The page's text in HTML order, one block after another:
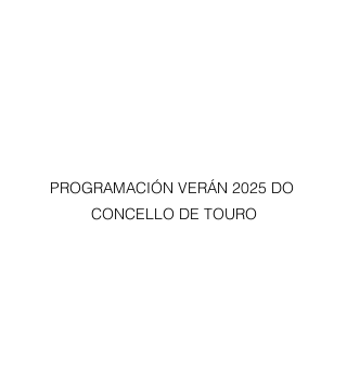
PROGRAMACIÓN VERÁN 2025 DO
CONCELLO DE TOURO